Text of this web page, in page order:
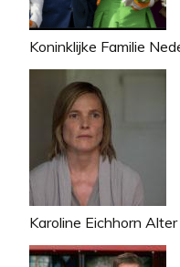
Koninklijke Familie
Karoline Eichhorn Alter